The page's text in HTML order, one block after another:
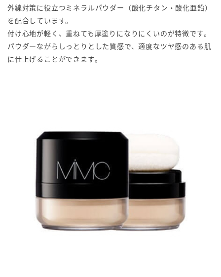
外線対策に役立つミネラルパウダー（酸化チタン・酸化亜鉛）
を配合しています。
付け心地が軽く、重ねても厚塗りになりにくいのが特徴です。
パウダーながらしっとりとした質感で、適度なツヤ感のある肌
に仕上げることができます。